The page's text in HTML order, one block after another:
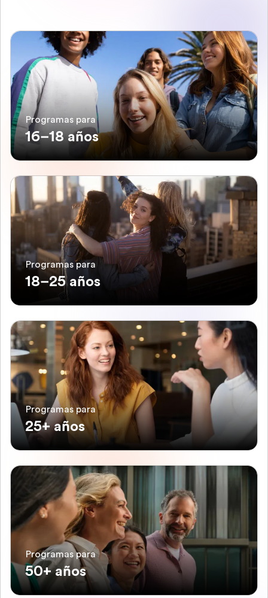
Programas para
16–18 años
Programas para
18–25 años
Programas para
25+ años
Programas para
50+ años